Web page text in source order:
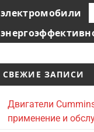
электромобили
СВЕЖИЕ ЗАПИСИ
Двигатели
применение и